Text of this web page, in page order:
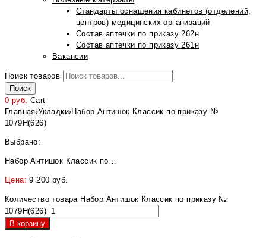
Стандарты оснащения кабинетов (отделений,
центров) медицинских организаций
Состав аптечки по приказу 262н
Состав аптечки по приказу 261н
Вакансии
Поиск товаров
Поиск
0 руб. Cart
Главная›Укладки›Набор Антишок Классик по приказу №
1079Н(626)
Выбрано:
Набор Антишок Классик по…
Цена:9 200 руб.
Количество товара Набор Антишок Классик по приказу №
1079Н(626)
В корзину